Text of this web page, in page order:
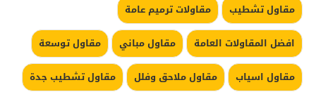
مقاول تشطيب
مقاولات ترميم عامة
افضل المقاولات العامة
مقاول مباني
مقاول توسعة
مقاول اسياب
مقاول ملاحق وفلل
مقاول تشطيب جدة